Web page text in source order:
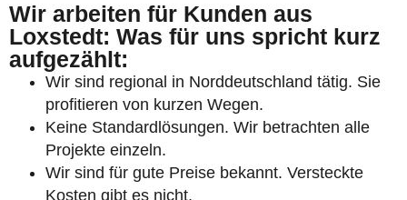
Wir arbeiten für Kunden aus
Loxstedt: Was für uns spricht kurz
aufgezählt:
Wir sind regional in Norddeutschland tätig. Sie
profitieren von kurzen Wegen.
Keine Standardlösungen. Wir betrachten alle
Projekte einzeln.
Wir sind für gute Preise bekannt. Versteckte
Kosten gibt es nicht.